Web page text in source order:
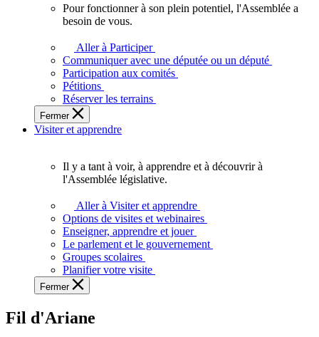
plein
potentiel,
l'Assemblée
a
besoin
de
Pour fonctionner à son plein potentiel, l'Assemblée a
besoin de vous.
Aller à Participer
Communiquer avec une députée ou un député
Participation aux comités
Pétitions
Réserver les terrains
Fermer
Visiter et apprendre
voir,
apprendre
et
à
à
Il y a tant à voir, à apprendre et à découvrir à
l'Assemblée législative.
Aller à Visiter et apprendre
Options de visites et webinaires
Enseigner, apprendre et jouer
Le parlement et le gouvernement
Groupes scolaires
Planifier votre visite
Fermer
Fil d'Ariane